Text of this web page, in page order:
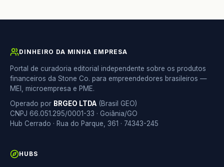
DINHEIRO DA MINHA EMPRESA
Portal de curadoria editorial independente sobre os produtos
financeiros da Stone Co. para empreendedores brasileiros —
MEI, microempresa e PME.
Operado por BRGEO LTDA (Brasil GEO)
CNPJ 66.051.295/0001-33 · Goiânia/GO
Hub Cerrado · Rua do Parque, 361 · 74343-245
HUBS